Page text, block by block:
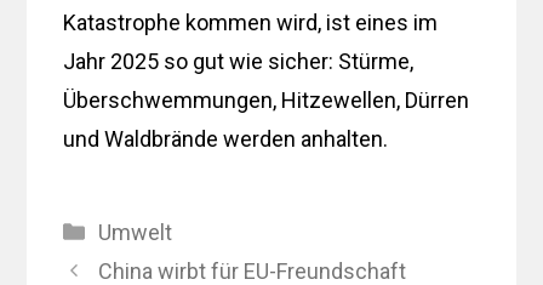
Katastrophe kommen wird, ist eines im
Jahr 2025 so gut wie sicher: Stürme,
Überschwemmungen, Hitzewellen, Dürren
und Waldbrände werden anhalten.
Kategorien
Umwelt
China wirbt für EU-Freundschaft